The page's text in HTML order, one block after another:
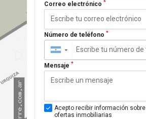
Correo electrónico *
Número de teléfono *
▼
Mensaje *
Acepto recibir información sobre
ofertas inmobiliarias